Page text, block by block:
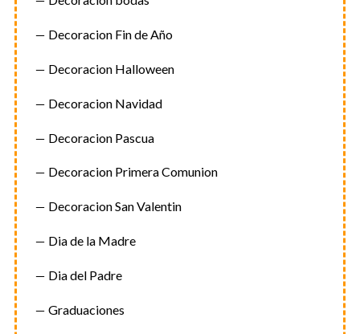
Decoracion Fin de Año
Decoracion Halloween
Decoracion Navidad
Decoracion Pascua
Decoracion Primera Comunion
Decoracion San Valentin
Dia de la Madre
Dia del Padre
Graduaciones
o
: